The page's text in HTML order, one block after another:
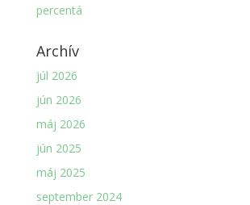
percentá
Archív
júl 2026
jún 2026
máj 2026
jún 2025
máj 2025
september 2024